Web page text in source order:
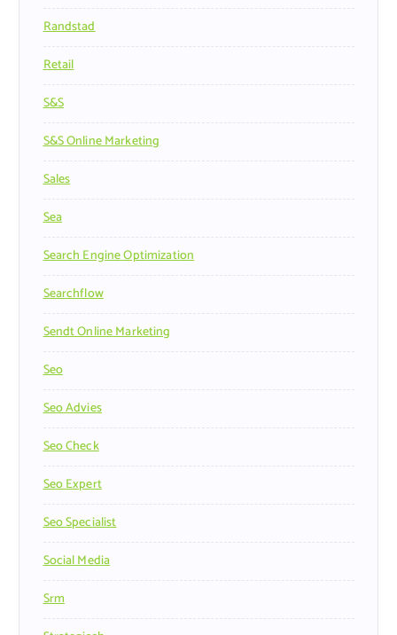
Randstad
Retail
S&s
S&s Online Marketing
Sales
Sea
Search Engine Optimization
Searchflow
Sendt Online Marketing
Seo
Seo Advies
Seo Check
Seo Expert
Seo Specialist
Social Media
Srm